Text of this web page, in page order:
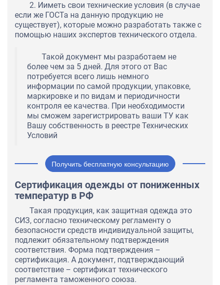
2. Ииметь свои технические условия (в случае
если же ГОСТа на данную продукцию не
существует), которые можно разработать также с
помощью наших экспертов технического отдела.
Такой документ мы разработаем не
более чем за 5 дней. Для этого от Вас
потребуется всего лишь немного
информации по самой продукции, упаковке,
маркировке и по видам и периодичности
контроля ее качества. При необходимости
мы сможем зарегистрировать ваши ТУ как
Вашу собственность в реестре Технических
Условий
Получить бесплатную консультацию
Сертификация одежды от пониженных
температур в РФ
Такая продукция, как защитная одежда это
СИЗ, согласно техническому регламенту о
безопасности средств индивидуальной защиты,
подлежит обязательному подтверждения
соответствия. Форма подтверждения –
сертификация. А документ, подтверждающий
соответствие – сертификат технического
регламента таможенного союза.